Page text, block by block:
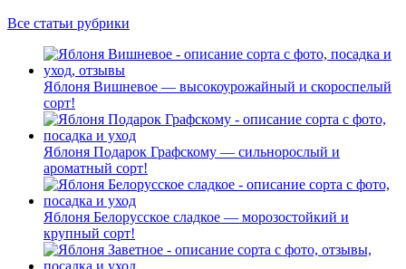
Все статьи рубрики
Яблоня Вишневое — высокоурожайный и скороспелый
сорт!
Яблоня Подарок Графскому — сильнорослый и
ароматный сорт!
Яблоня Белорусское сладкое — морозостойкий и
крупный сорт!